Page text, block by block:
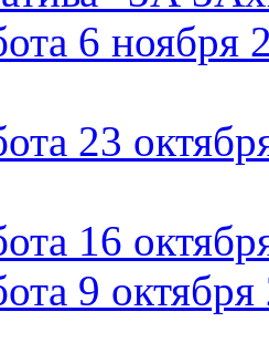
6 ноября
23
16
9